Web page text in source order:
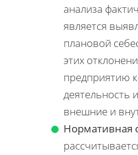
анализа
является
плановой
этих
предприятию
деятельность
внешние и
Нормативная